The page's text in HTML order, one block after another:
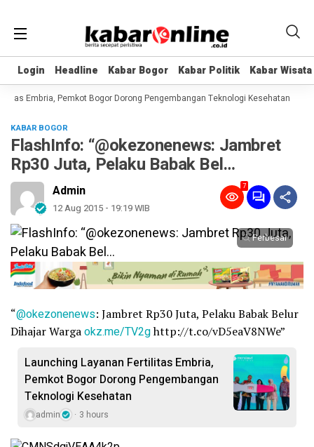
Login Headline Kabar Bogor Kabar Politik Kabar Wisata
Login Headline Kabar Bogor Kabar Politik Kabar Wisata
Embria, Pemkot Bogor Dorong Pengembangan Teknologi Kesehatan
KABAR BOGOR
FlashInfo: “@okezonenews: Jambret
Rp30 Juta, Pelaku Babak Bel…
Admin
12 Aug 2015 - 19:19 WIB
7
Perbesar
“@okezonenews: Jambret Rp30 Juta, Pelaku Babak Belur
Dihajar Wargaokz.me/TV2ghttp://t.co/vD5eaV8NWe”
Launching Layanan Fertilitas Embria,
Pemkot Bogor Dorong Pengembangan
Teknologi Kesehatan
admin 3 hours